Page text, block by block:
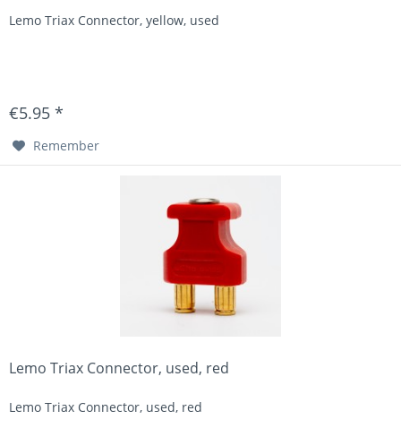
Lemo Triax Connector, yellow, used
€5.95 *
Remember
Lemo Triax Connector, used, red
Lemo Triax Connector, used, red